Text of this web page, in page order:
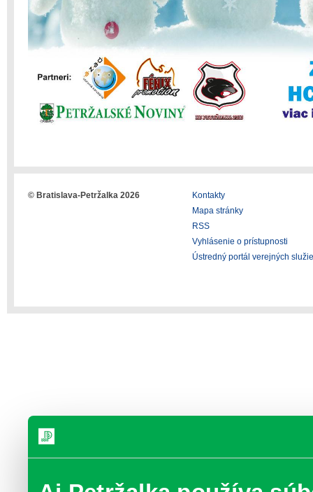
© Bratislava-Petržalka 2026
Kontakty
Mapa stránky
RSS
Vyhlásenie o prístupnosti
Ústredný portál verejných